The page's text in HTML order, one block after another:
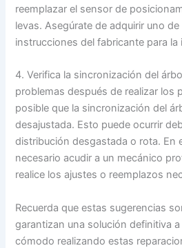
reemplazar el sensor de
levas. Asegúrate de adquirir uno
instrucciones del fabricante para la
4. Verifica la sincronización del
problemas después de realizar los
posible que la sincronización del
desajustada. Esto puede ocurrir
distribución desgastada o rota. En
necesario acudir a un mecánico
realice los ajustes o reemplazos
Recuerda que estas sugerencias
garantizan una solución definitiva
cómodo realizando estas